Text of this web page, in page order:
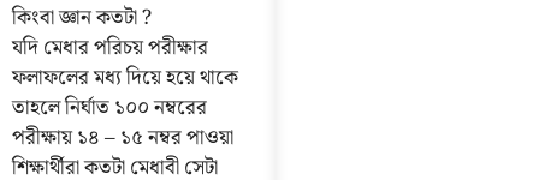
কিংবা জ্ঞান কতটা ?
যদি মেধার পরিচয় পরীক্ষার
ফলাফলের মধ্য দিয়ে হয়ে থাকে
তাহলে নির্ঘাত ১০০ নম্বরের
পরীক্ষায় ১৪ – ১৫ নম্বর পাওয়া
শিক্ষার্থীরা কতটা মেধাবী সেটা